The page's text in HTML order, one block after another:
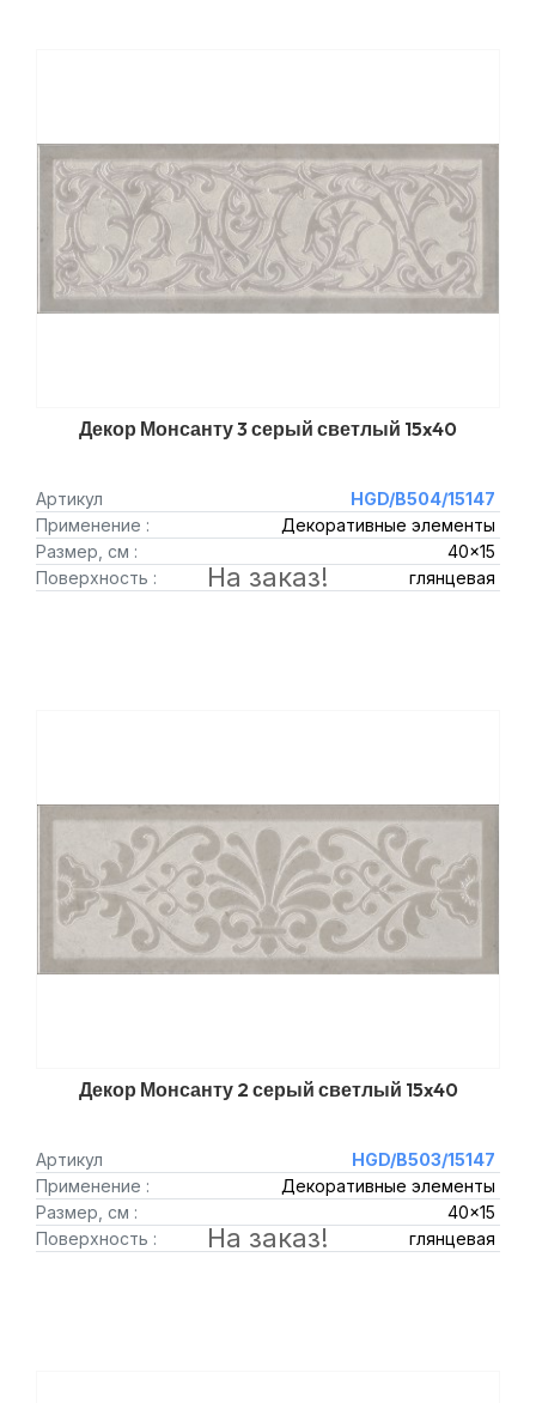
Декор Монсанту 3 серый светлый 15x40
Артикул
HGD/B504/15147
Применение :
Декоративные элементы
Размер, см :
40x15
Поверхность :
глянцевая
На заказ!
Декор Монсанту 2 серый светлый 15x40
Артикул
HGD/B503/15147
Применение :
Декоративные элементы
Размер, см :
40x15
Поверхность :
глянцевая
На заказ!